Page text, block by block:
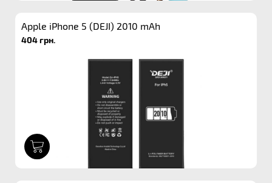
Apple iPhone 5 (DEJI) 2010 mAh
404 грн.